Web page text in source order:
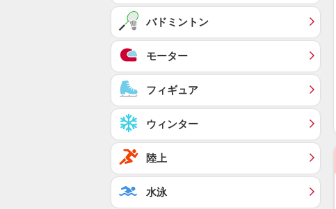
バドミントン
モーター
フィギュア
ウィンター
陸上
水泳